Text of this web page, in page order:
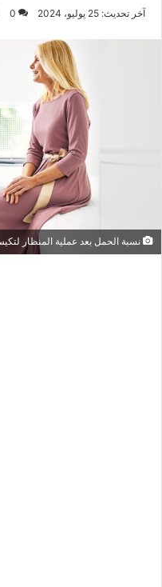
آخر تحديث: 25 يوليو، 2024 0
نسبة الحمل بعد عملية المنظار